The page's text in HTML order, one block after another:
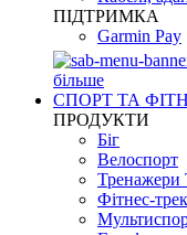
ПІДТРИМКА
Garmin Pay
більше
СПОРТ ТА
ПРОДУКТИ
Біг
Велоспорт
Тренажери
Фітнес-